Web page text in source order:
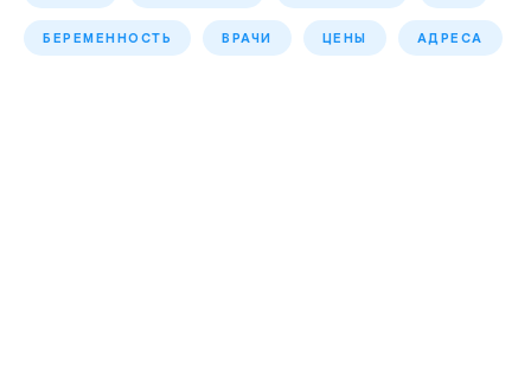
БЕРЕМЕННОСТЬ ВРАЧИ ЦЕНЫ АДРЕСА